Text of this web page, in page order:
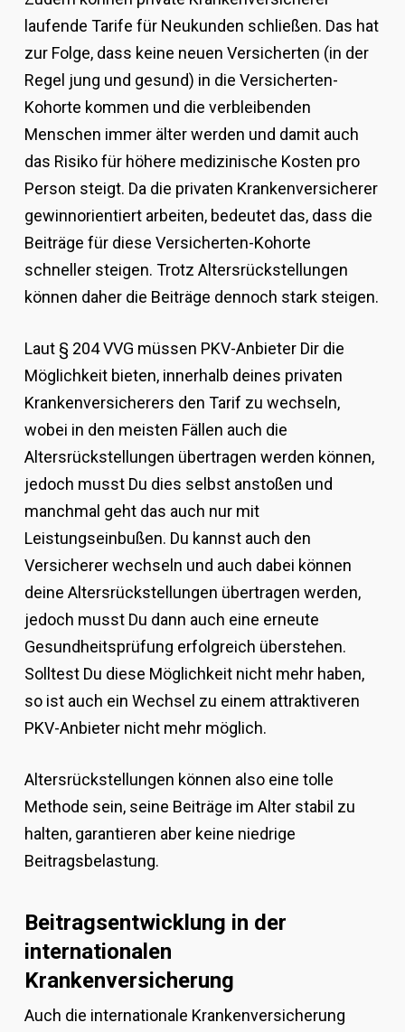
laufende Tarife für Neukunden schließen. Das hat
zur Folge, dass keine neuen Versicherten (in der
Regel jung und gesund) in die Versicherten-
Kohorte kommen und die verbleibenden
Menschen immer älter werden und damit auch
das Risiko für höhere medizinische Kosten pro
Person steigt. Da die privaten Krankenversicherer
gewinnorientiert arbeiten, bedeutet das, dass die
Beiträge für diese Versicherten-Kohorte
schneller steigen. Trotz Altersrückstellungen
können daher die Beiträge dennoch stark steigen.
Laut § 204 VVG müssen PKV-Anbieter Dir die
Möglichkeit bieten, innerhalb deines privaten
Krankenversicherers den Tarif zu wechseln,
wobei in den meisten Fällen auch die
Altersrückstellungen übertragen werden können,
jedoch musst Du dies selbst anstoßen und
manchmal geht das auch nur mit
Leistungseinbußen. Du kannst auch den
Versicherer wechseln und auch dabei können
deine Altersrückstellungen übertragen werden,
jedoch musst Du dann auch eine erneute
Gesundheitsprüfung erfolgreich überstehen.
Solltest Du diese Möglichkeit nicht mehr haben,
so ist auch ein Wechsel zu einem attraktiveren
PKV-Anbieter nicht mehr möglich.
Altersrückstellungen können also eine tolle
Methode sein, seine Beiträge im Alter stabil zu
halten, garantieren aber keine niedrige
Beitragsbelastung.
Beitragsentwicklung in der
internationalen
Krankenversicherung
Auch die internationale Krankenversicherung